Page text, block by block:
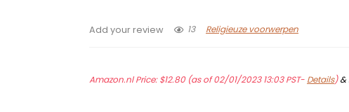
Add your review 13 Religieuze voorwerpen
Amazon.nl Price:$12.80(as of 02/01/2023 13:03 PST- Details)&